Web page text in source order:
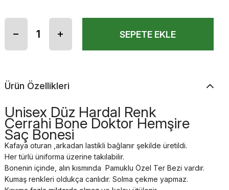
Ürün Özellikleri
Unisex Düz Hardal Renk
Cerrahi Bone Doktor Hemşire
Saç Bonesi
Kafaya oturan ,arkadan lastikli bağlanır şekilde üretildi.
Her türlü üniforma üzerine takılabilir.
Bonenin içinde, alın kısmında Pamuklu Özel Ter Bezi vardır.
Kumaş renkleri oldukça canlıdır. Solma çekme yapmaz.